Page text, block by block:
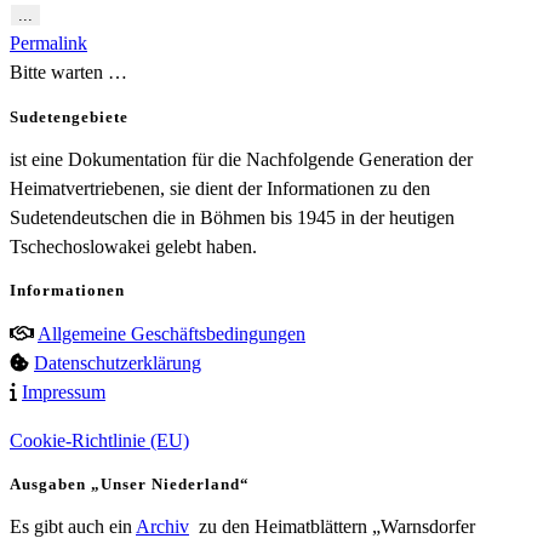
...
Metabox
ein-/ausblenden.
Permalink
Bitte warten …
Sudetengebiete
ist eine Dokumentation für die Nachfolgende Generation der
Heimatvertriebenen, sie dient der Informationen zu den
Sudetendeutschen die in Böhmen bis 1945 in der heutigen
Tschechoslowakei gelebt haben.
Informationen
Allgemeine Geschäftsbedingungen
Datenschutzerklärung
Impressum
Cookie-Richtlinie (EU)
Ausgaben „Unser Niederland“
Es gibt auch ein Archiv zu den Heimatblättern „Warnsdorfer